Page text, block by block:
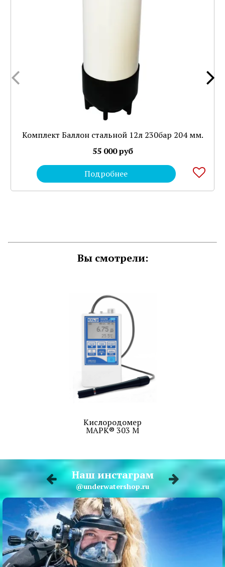
Комплект Баллон стальной 12л 230бар 204 мм.
55 000 руб
Подробнее
Вы смотрели:
Кислородомер
МАРК® 303 М
Наш инстаграм
@underwatershop.ru